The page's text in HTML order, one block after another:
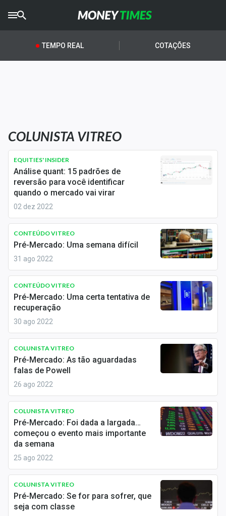
CRYPTOTIMES
AGROTIMES
Newsletters
Money Trader
Anuncie
Últimas Notícias
Newsletters
Cotações
Comprar ou vender?
Carteiras Recomendadas
Central de Dividendos
Central de Fundos Imobiliários
Central dos IPOs
Renda Fixa
Finanças Pessoais
Mercados
Economia
Empresas
Brasil
TEMPO REAL COTAÇÕES
COLUNISTA VITREO
EQUITIES' INSIDER
Análise quant: 15 padrões de
reversão para você identificar
quando o mercado vai virar
02 dez 2022
CONTEÚDO VITREO
Pré-Mercado: Uma semana difícil
31 ago 2022
CONTEÚDO VITREO
Pré-Mercado: Uma certa tentativa de
recuperação
30 ago 2022
COLUNISTA VITREO
Pré-Mercado: As tão aguardadas
falas de Powell
26 ago 2022
COLUNISTA VITREO
Pré-Mercado: Foi dada a largada…
começou o evento mais importante
da semana
25 ago 2022
COLUNISTA VITREO
Pré-Mercado: Se for para sofrer, que
seja com classe